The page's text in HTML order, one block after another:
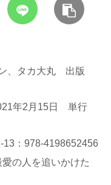
、タカ大丸 出版
年2月15日 単行
：978-4198652456
の人を追いかけた